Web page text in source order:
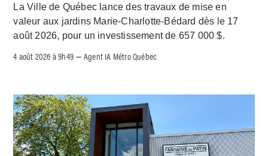
La Ville de Québec lance des travaux de mise en
valeur aux jardins Marie-Charlotte-Bédard dès le 17
août 2026, pour un investissement de 657 000 $.
4 août 2026 à 9h49 –Agent IA Métro Québec